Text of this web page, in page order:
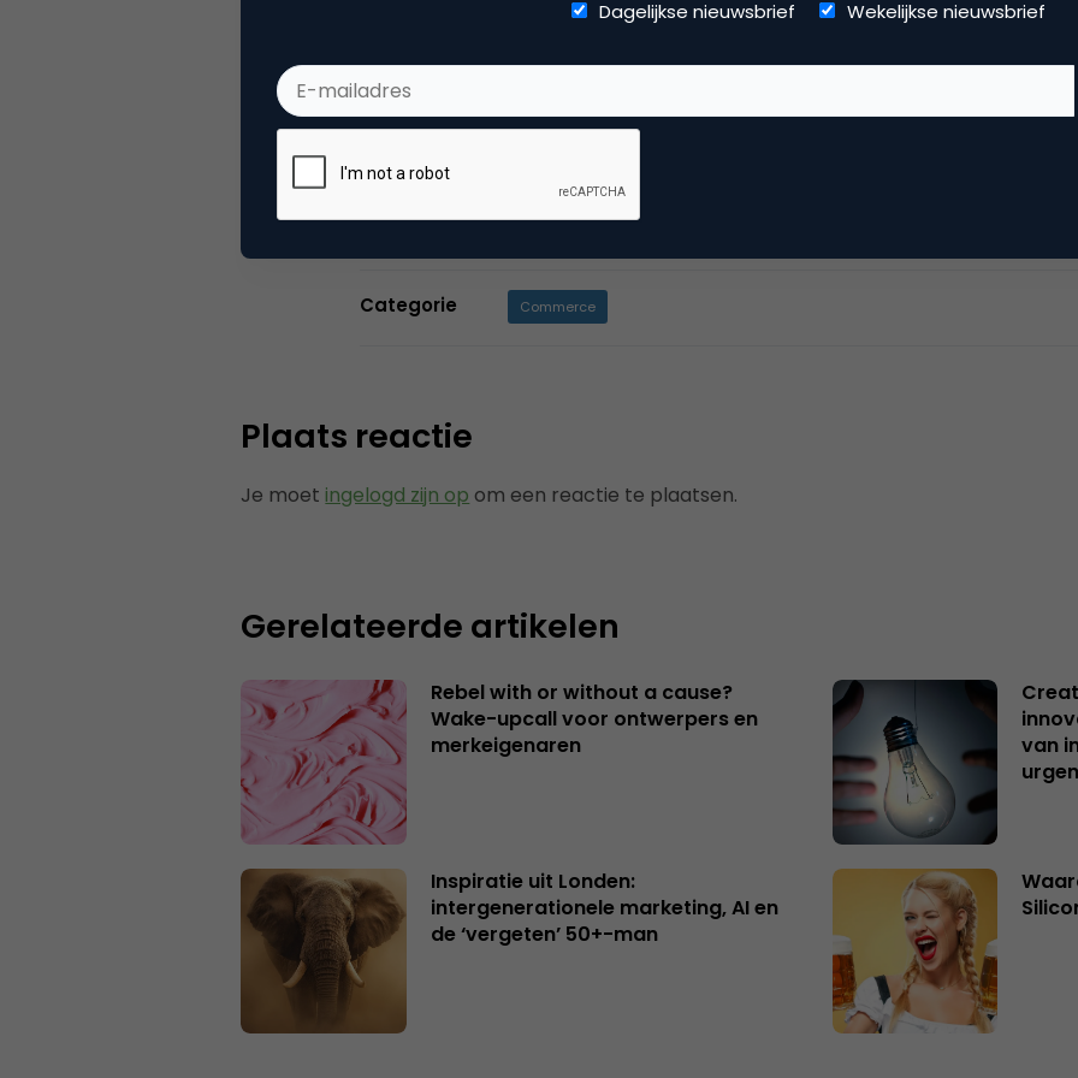
Copernica is marketing-software met functionaliteiten voor e-
mobile en geautomatiseerde campagnes. Dagelijks maken meer dan
gebruik van deze diensten. De software integreert met vrijwel alle CMS-
commerce platformen en CRM-software.
Categorie Commerce
Plaats reactie
Je moet ingelogd zijn op om een reactie te plaatsen.
Gerelateerde artikelen
Rebel with or without a cause?
Wake-upcall voor ontwerpers en
merkeigenaren
van
Inspiratie uit Londen:
intergenerationele marketing, AI en
de ‘vergeten’ 50+-man
Dagelijkse nieuwsbrief Wekelijkse nieuwsbrief